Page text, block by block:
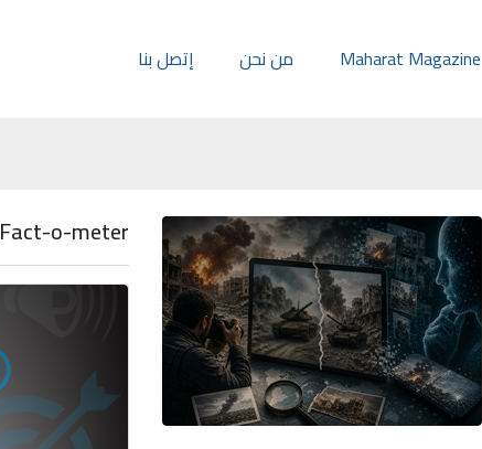
Maharat Magazine من نحن إتصل بنا
Fact-o-meter